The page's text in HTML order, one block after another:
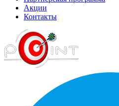
Акции
Контакты